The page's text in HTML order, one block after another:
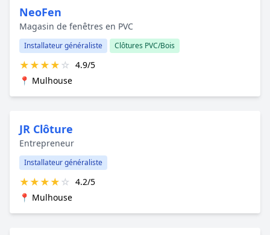
NeoFen
Magasin de fenêtres en PVC
Installateur généraliste Clôtures PVC/Bois
★★★★☆ 4.9/5
📍 Mulhouse
JR Clôture
Entrepreneur
Installateur généraliste
★★★★☆ 4.2/5
📍 Mulhouse